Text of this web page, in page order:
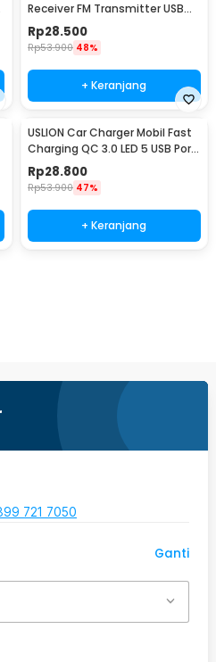
Receiver FM Transmitter USB
Charger - X8
Rp28.500
Rp53.900 48%
+ Keranjang
USLION Car Charger Mobil Fast
Charging QC 3.0 LED 5 USB Port
A 15A 18W - BK-359
Rp28.800
Rp53.900 47%
+ Keranjang
721 7050
Ganti